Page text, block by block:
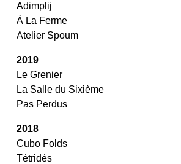
Adimplij
À La Ferme
Atelier Spoum
2019
Le Grenier
La Salle du Sixième
Pas Perdus
2018
Cubo Folds
Tétridés